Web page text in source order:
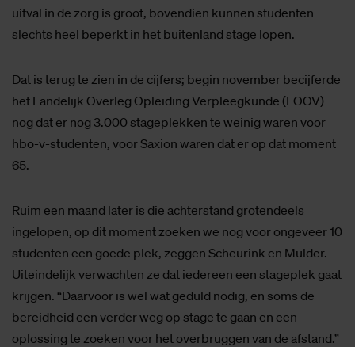
uitval in de zorg is groot, bovendien kunnen studenten
slechts heel beperkt in het buitenland stage lopen.
Dat is terug te zien in de cijfers; begin november becijferde
het Landelijk Overleg Opleiding Verpleegkunde (LOOV)
nog dat er nog 3.000 stageplekken te weinig waren voor
hbo-v-studenten, voor Saxion waren dat er op dat moment
65.
Ruim een maand later is die achterstand grotendeels
ingelopen, op dit moment zoeken we nog voor ongeveer 10
studenten een goede plek, zeggen Scheurink en Mulder.
Uiteindelijk verwachten ze dat iedereen een stageplek gaat
krijgen. “Daarvoor is wel wat geduld nodig, en soms de
bereidheid een verder weg op stage te gaan en een
oplossing te zoeken voor het overbruggen van de afstand.”